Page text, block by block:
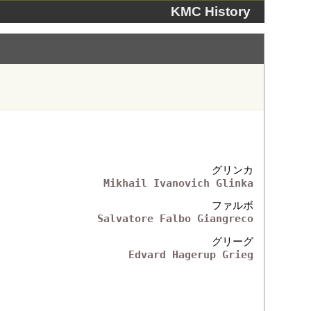
KMC History
グリンカ
Mikhail Ivanovich Glinka
ファルボ
Salvatore Falbo Giangreco
グリーグ
Edvard Hagerup Grieg